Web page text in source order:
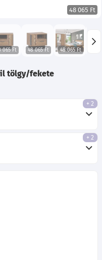
48 065 Ft
065 Ft 48 065 Ft 48 065 Ft
tölgy/fekete
+ 2
+ 2